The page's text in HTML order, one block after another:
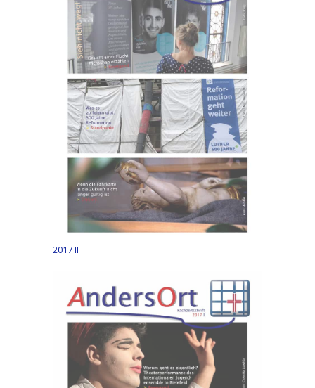
2017 II